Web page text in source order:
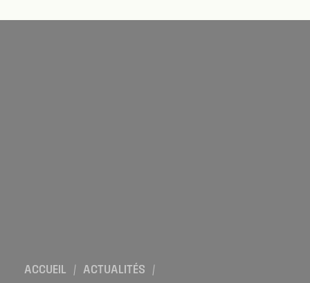
Espace adhérent
ACCUEIL / ACTUALITÉS
/